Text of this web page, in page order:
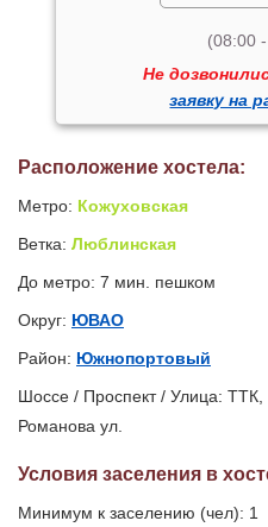
(08:00
Не
заявку на
Расположение хостела:
Метро: Кожуховская
Ветка: Люблинская
До метро: 7 мин. пешком
Округ: ЮВАО
Район: Южнопортовый
Шоссе / Проспект / Улица:
Романова ул.
Условия заселения в
Минимум к заселению (чел): 1